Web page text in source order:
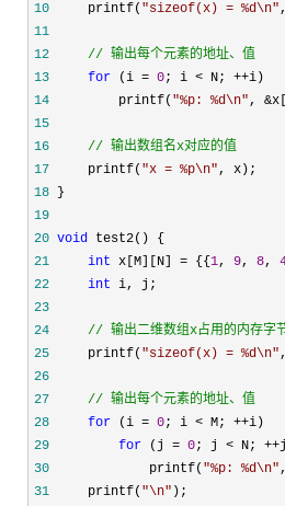
10
     printf(
"sizeof(x) = %d\n"
11
12
// 输出每个元素的地址、值
13
for (i = 0; i < N; ++
14
         printf(
"%p: %d\n", &
15
16
// 输出数组名x对应的值
17
     printf(
"x = %p\n"
18
19
20 void
21
int x[M][N] = {{ 1, 9, 8,
22
int
23
24
// 输出二维数组x占用的内存字
25
     printf(
"sizeof(x) = %d\n"
26
27
// 输出每个元素的地址、值
28
for (i = 0; i < M; ++
29
for (j = 0; j < N; ++
30
             printf(
"%p: %d\n"
31
     printf(
"\n"